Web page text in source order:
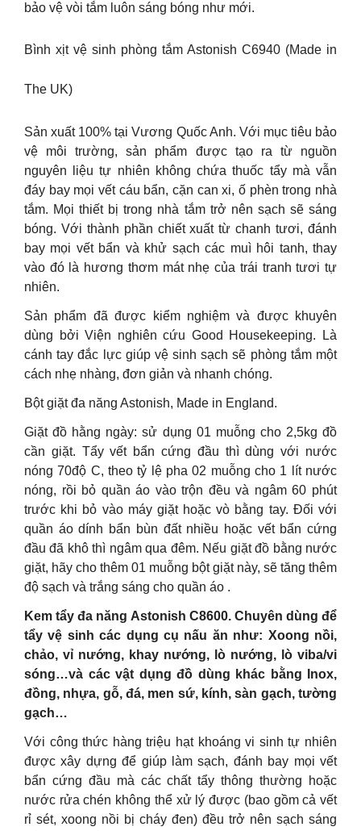
bảo vệ vòi tắm luôn sáng bóng như mới.
Bình xịt vệ sinh phòng tắm Astonish C6940 (Made in
The UK)
Sản xuất 100% tại Vương Quốc Anh. Với mục tiêu bảo
vệ môi trường, sản phẩm được tạo ra từ nguồn
nguyên liệu tự nhiên không chứa thuốc tẩy mà vẫn
đáy bay mọi vết cáu bẩn, cặn can xi, ố phèn trong nhà
tắm. Mọi thiết bị trong nhà tắm trở nên sạch sẽ sáng
bóng. Với thành phần chiết xuất từ chanh tươi, đánh
bay mọi vết bẩn và khử sạch các muì hôi tanh, thay
vào đó là hương thơm mát nhẹ của trái tranh tươi tự
nhiên.
Sản phẩm đã được kiểm nghiệm và được khuyên
dùng bởi Viện nghiên cứu Good Housekeeping. Là
cánh tay đắc lực giúp vệ sinh sạch sẽ phòng tắm một
cách nhẹ nhàng, đơn giản và nhanh chóng.
Bột giặt đa năng Astonish, Made in England.
Giặt đồ hằng ngày: sử dụng 01 muỗng cho 2,5kg đồ
cần giặt. Tẩy vết bẩn cứng đầu thì dùng với nước
nóng 70độ C, theo tỷ lệ pha 02 muỗng cho 1 lít nước
nóng, rồi bỏ quần áo vào trộn đều và ngâm 60 phút
trước khi bỏ vào máy giặt hoặc vò bằng tay. Đối với
quần áo dính bẩn bùn đất nhiều hoặc vết bẩn cứng
đầu đã khô thì ngâm qua đêm. Nếu giặt đồ bằng nước
giặt, hãy cho thêm 01 muỗng bột giặt này, sẽ tăng thêm
độ sạch và trắng sáng cho quần áo .
Kem tẩy đa năng Astonish C8600. Chuyên dùng để
tẩy vệ sinh các dụng cụ nấu ăn như: Xoong nồi,
chảo, vỉ nướng, khay nướng, lò nướng, lò viba/vi
sóng…và các vật dụng đồ dùng khác bằng Inox,
đồng, nhựa, gỗ, đá, men sứ, kính, sàn gạch, tường
gạch…
Với công thức hàng triệu hạt khoáng vi sinh tự nhiên
được xây dựng để giúp làm sạch, đánh bay mọi vết
bẩn cứng đầu mà các chất tẩy thông thường hoặc
nước rửa chén không thể xử lý được (bao gồm cả vết
rỉ sét, xoong nồi bị cháy đen) đều trở nên sạch sáng